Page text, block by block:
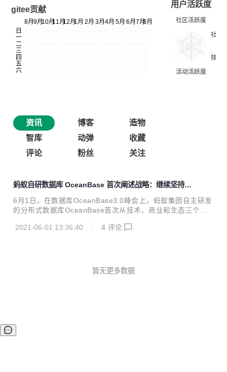
gitee贡献
用户活跃度
资讯 博客
造物
智库
动弹
收藏
评论
粉丝 关注
蚂蚁自研数据库 OceanBase 首次阐述战略：继续坚持自
研开放之路，开源 300 万行核心代码
6月1日，在数据库OceanBase3.0峰会上，蚂蚁集团自主研发
的分布式数据库OceanBase首次从技术、商业和生态三个维
布正式开源，并成立OceanBase开源社区，社区官网同步上
技红利，7月启动全新价格体系，公共云版本将推出价格更低
2021-06-01 13:36:40 4 评论
暂无更多数据